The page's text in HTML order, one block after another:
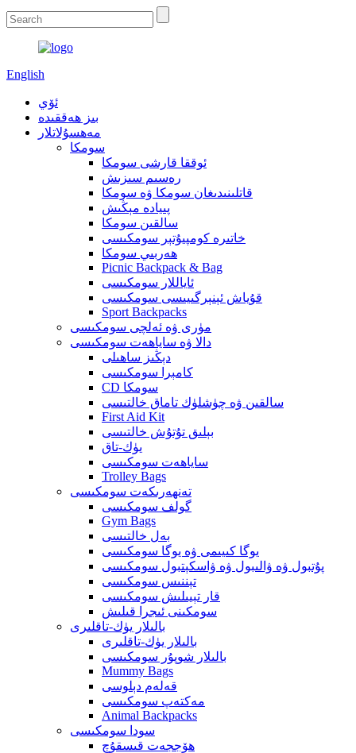
English
ئۆي
بىز ھەققىدە
مەھسۇلاتلار
سومكا
ئوققا قارشى سومكا
رەسىم سىزىش
قاتلىنىدىغان سومكا ۋە سومكا
پىيادە مېڭىش
سالقىن سومكا
خاتىرە كومپيۇتېر سومكىسى
ھەربىي سومكا
Picnic Backpack & Bag
ئاياللار سومكىسى
قۇياش ئېنېرگىيىسى سومكىسى
Sport Backpacks
مۈرى ۋە ئەلچى سومكىسى
دالا ۋە ساياھەت سومكىسى
دېڭىز ساھىلى
كامېرا سومكىسى
CD سومكا
سالقىن ۋە چۈشلۈك تاماق خالتىسى
First Aid Kit
بېلىق تۇتۇش خالتىسى
يۈك-تاق
ساياھەت سومكىسى
Trolley Bags
تەنھەرىكەت سومكىسى
گولف سومكىسى
Gym Bags
بەل خالتىسى
يوگا كىيىمى ۋە يوگا سومكىسى
پۇتبول ۋە ۋالىبول ۋە ۋاسكېتبول سومكىسى
تېننىس سومكىسى
قار تېيىلىش سومكىسى
سومكىنى ئىجرا قىلىش
بالىلار يۈك-تاقلىرى
بالىلار يۈك-تاقلىرى
بالىلار شوپۇر سومكىسى
Mummy Bags
قەلەم دېلوسى
مەكتەپ سومكىسى
Animal Backpacks
سودا سومكىسى
ھۆججەت قىسقۇچ